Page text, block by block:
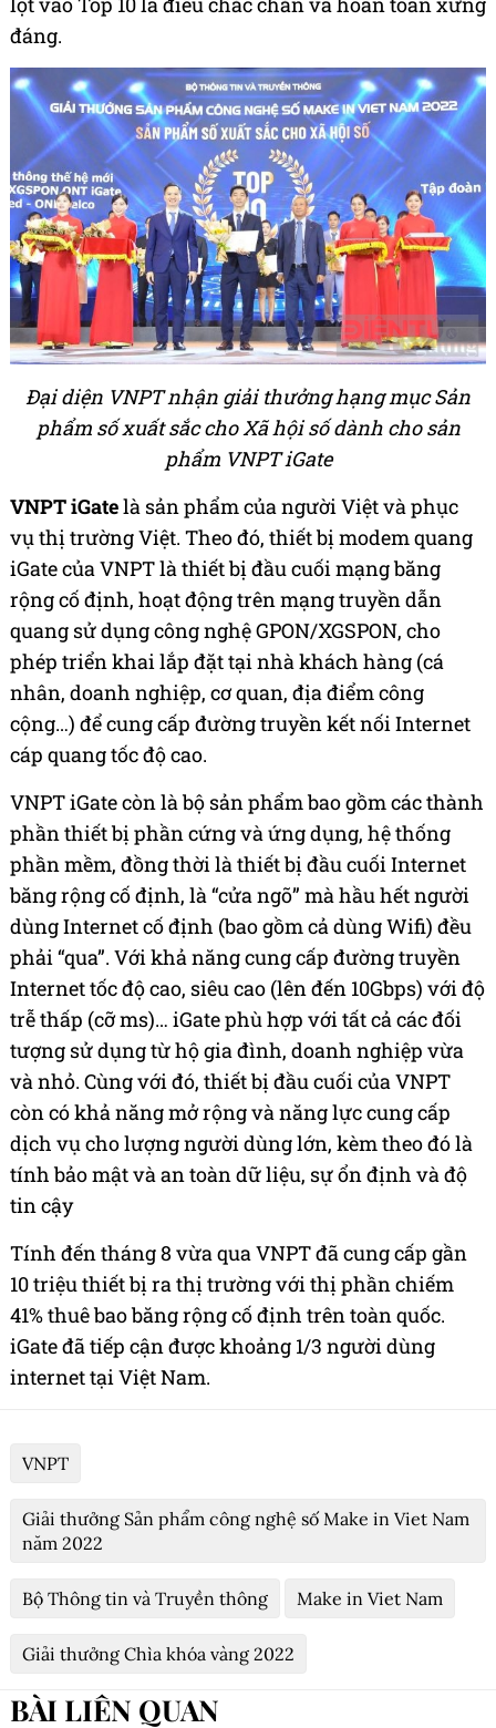
đáng.
Đại diện VNPT nhận giải thưởng hạng mục Sản
phẩm số xuất sắc cho Xã hội số dành cho sản
phẩm VNPT iGate
VNPT iGatelà sản phẩm của người Việt và phục
vụ thị trường Việt. Theo đó, thiết bị modem quang
iGate của VNPT là thiết bị đầu cuối mạng băng
rộng cố định, hoạt động trên mạng truyền dẫn
quang sử dụng công nghệ GPON/XGSPON, cho
phép triển khai lắp đặt tại nhà khách hàng (cá
nhân, doanh nghiệp, cơ quan, địa điểm công
cộng…) để cung cấp đường truyền kết nối Internet
cáp quang tốc độ cao.
VNPT iGate còn là bộ sản phẩm bao gồm các thành
phần thiết bị phần cứng và ứng dụng, hệ thống
phần mềm, đồng thời là thiết bị đầu cuối Internet
băng rộng cố định, là “cửa ngõ” mà hầu hết người
dùng Internet cố định (bao gồm cả dùng Wifi) đều
phải “qua”. Với khả năng cung cấp đường truyền
Internet tốc độ cao, siêu cao (lên đến 10Gbps) với độ
trễ thấp (cỡ ms)… iGate phù hợp với tất cả các đối
tượng sử dụng từ hộ gia đình, doanh nghiệp vừa
và nhỏ. Cùng với đó, thiết bị đầu cuối của VNPT
còn có khả năng mở rộng và năng lực cung cấp
dịch vụ cho lượng người dùng lớn, kèm theo đó là
tính bảo mật và an toàn dữ liệu, sự ổn định và độ
tin cậy
Tính đến tháng 8 vừa qua VNPT đã cung cấp gần
10 triệu thiết bị ra thị trường với thị phần chiếm
41% thuê bao băng rộng cố định trên toàn quốc.
iGate đã tiếp cận được khoảng 1/3 người dùng
internet tại Việt Nam.
VNPT
Giải thưởng Sản phẩm công nghệ số Make in Viet Nam
năm 2022
Bộ Thông tin và Truyền thông Make in Viet Nam
Giải thưởng Chìa khóa vàng 2022
BÀI LIÊN QUAN